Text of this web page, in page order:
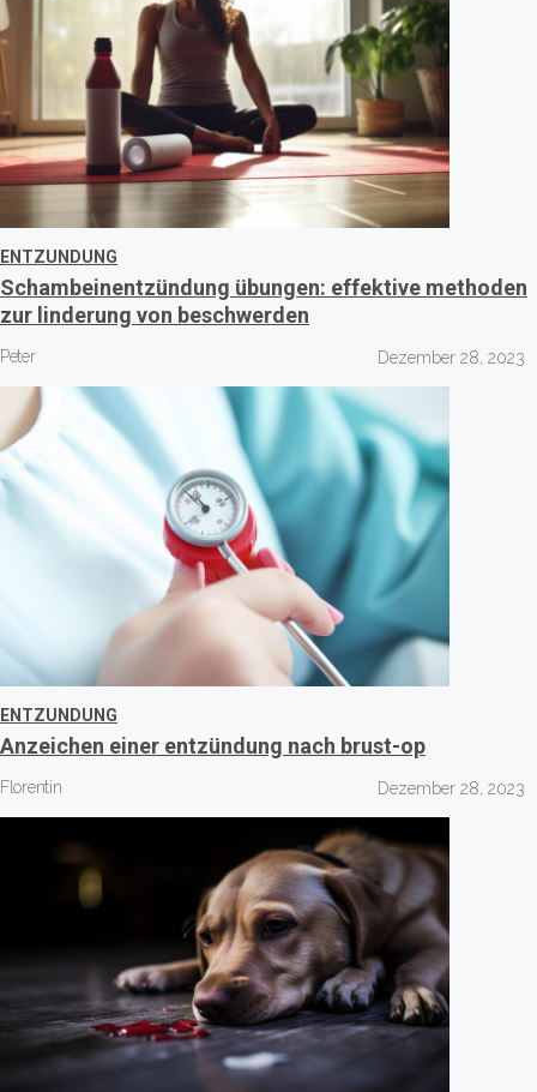
ENTZUNDUNG
Schambeinentzündung übungen: effektive methoden
zur linderung von beschwerden
Peter Dezember 28, 2023
ENTZUNDUNG
Anzeichen einer entzündung nach brust-op
Florentin Dezember 28, 2023